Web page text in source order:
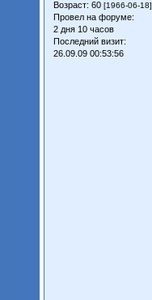
Возраст: 60 [1966-06-18]
Провел на форуме:
2 дня 10 часов
Последний визит:
26.09.09 00:53:56